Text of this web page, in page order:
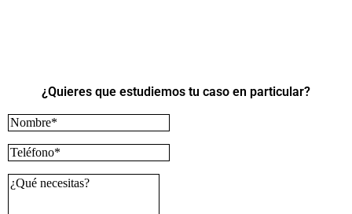
¿Quieres que estudiemos tu caso en particular?